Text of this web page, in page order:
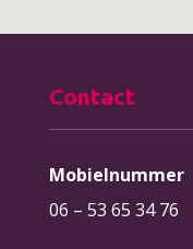
Contact
Mobielnummer
06 – 53 65 34 76